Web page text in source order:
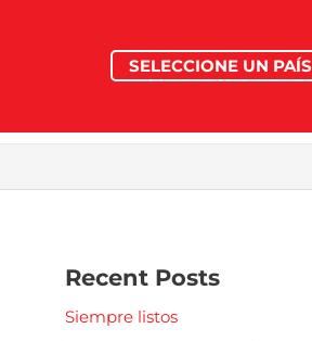
SELECCIONE UN PAÍS
Recent Posts
Siempre listos